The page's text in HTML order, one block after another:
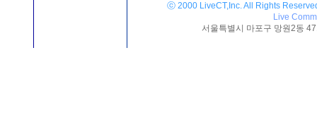
ⓒ 2000 LiveCT,Inc. All Rights
Live
서울특별시 마포구 망원2동